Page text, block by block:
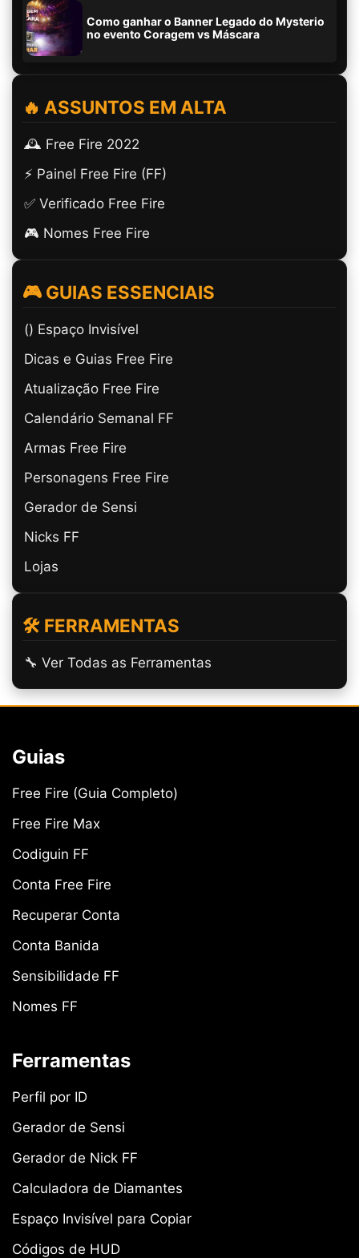
Como ganhar o Banner Legado do Mysterio
no evento Coragem vs Máscara
🔥 ASSUNTOS EM ALTA
🕰️ Free Fire 2022
⚡ Painel Free Fire (FF)
✅ Verificado Free Fire
🎮 Nomes Free Fire
🎮 GUIAS ESSENCIAIS
(ㅤ) Espaço Invisível
Dicas e Guias Free Fire
Atualização Free Fire
Calendário Semanal FF
Armas Free Fire
Personagens Free Fire
Gerador de Sensi
Nicks FF
Lojas
🛠️ FERRAMENTAS
🔧 Ver Todas as Ferramentas
Guias
Free Fire (Guia Completo)
Free Fire Max
Codiguin FF
Conta Free Fire
Recuperar Conta
Conta Banida
Sensibilidade FF
Nomes FF
Ferramentas
Perfil por ID
Gerador de Sensi
Gerador de Nick FF
Calculadora de Diamantes
Espaço Invisível para Copiar
Códigos de HUD